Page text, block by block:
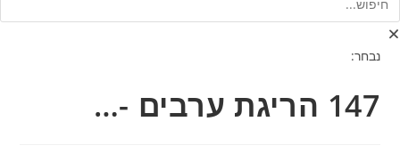
נבחר:
147 הריגת ערבים -…